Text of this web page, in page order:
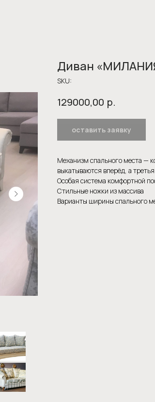
Диван
SKU:
129000,00 р.
оставить заявку
Механизм спального места —
выкатываются вперёд, а
Особая система комфортной
Стильные ножки из массива
Варианты ширины спального